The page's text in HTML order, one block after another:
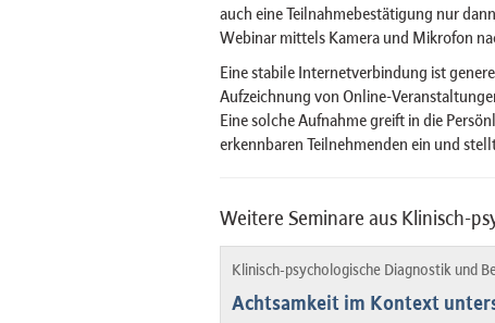
auch eine Teilnahmebestätigung nur
Webinar mittels Kamera und Mikrofon
Eine stabile Internetverbindung ist
Aufzeichnung von Online-
Eine solche Aufnahme greift in die
erkennbaren Teilnehmenden ein und
Weitere Seminare aus Klinisch-
Klinisch-psychologische Diagnostik und
Achtsamkeit im Kontext